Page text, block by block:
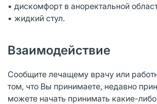
• дискомфорт в аноректальной
• жидкий стул.
Взаимодействие
Сообщите лечащему врачу или
том, что Вы принимаете, недавно
можете начать принимать какие-